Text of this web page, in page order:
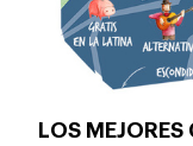
LOS MEJORES